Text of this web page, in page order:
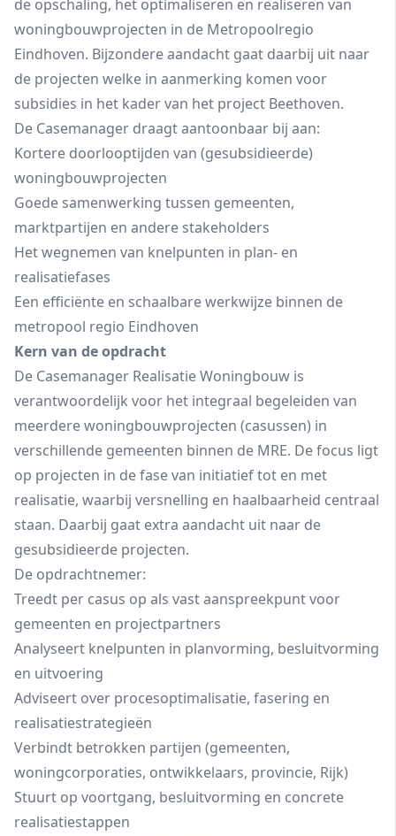
de opschaling, het optimaliseren en realiseren van
woningbouwprojecten in de Metropoolregio
Eindhoven. Bijzondere aandacht gaat daarbij uit naar
de projecten welke in aanmerking komen voor
subsidies in het kader van het project Beethoven.
De Casemanager draagt aantoonbaar bij aan:
Kortere doorlooptijden van (gesubsidieerde)
woningbouwprojecten
Goede samenwerking tussen gemeenten,
marktpartijen en andere stakeholders
Het wegnemen van knelpunten in plan- en
realisatiefases
Een efficiënte en schaalbare werkwijze binnen de
metropool regio Eindhoven
Kern van de opdracht
De Casemanager Realisatie Woningbouw is
verantwoordelijk voor het integraal begeleiden van
meerdere woningbouwprojecten (casussen) in
verschillende gemeenten binnen de MRE. De focus ligt
op projecten in de fase van initiatief tot en met
realisatie, waarbij versnelling en haalbaarheid centraal
staan. Daarbij gaat extra aandacht uit naar de
gesubsidieerde projecten.
De opdrachtnemer:
Treedt per casus op als vast aanspreekpunt voor
gemeenten en projectpartners
Analyseert knelpunten in planvorming, besluitvorming
en uitvoering
Adviseert over procesoptimalisatie, fasering en
realisatiestrategieën
Verbindt betrokken partijen (gemeenten,
woningcorporaties, ontwikkelaars, provincie, Rijk)
Stuurt op voortgang, besluitvorming en concrete
realisatiestappen